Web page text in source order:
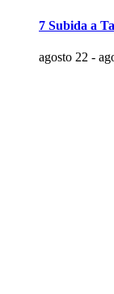
7 Subida a
agosto 22 -